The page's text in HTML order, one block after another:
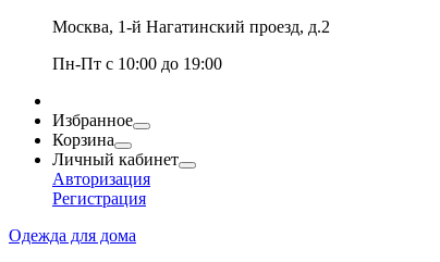
Москва, 1-й Нагатинский проезд, д.2
Пн-Пт с 10:00 до 19:00
Избранное
Корзина
Личный кабинет
Авторизация
Регистрация
Одежда для дома